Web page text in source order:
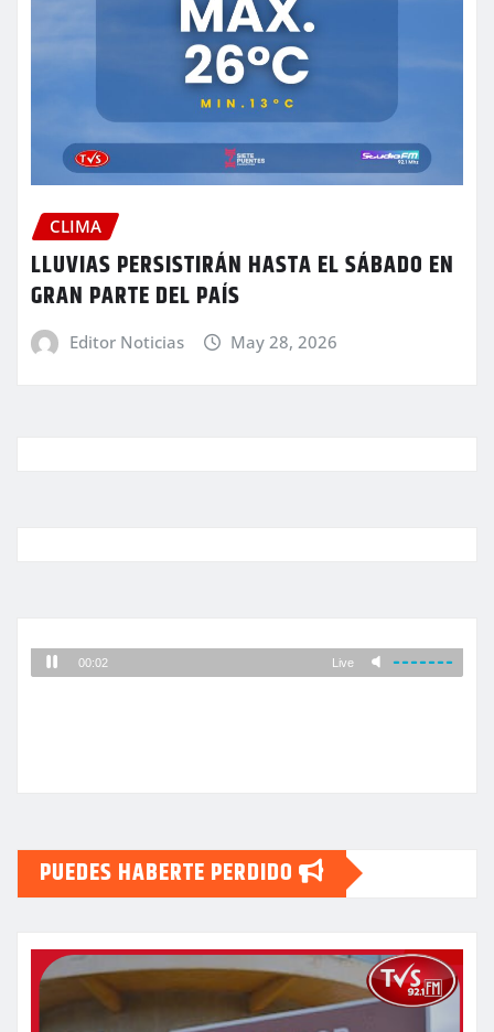
CLIMA
LLUVIAS PERSISTIRÁN HASTA EL SÁBADO EN
GRAN PARTE DEL PAÍS
Editor Noticias May 28, 2026
PUEDES HABERTE PERDIDO